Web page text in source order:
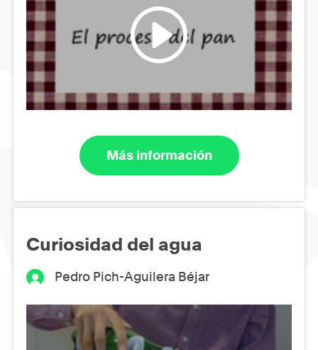
Más información
Curiosidad del agua
Pedro Pich-Aguilera Béjar